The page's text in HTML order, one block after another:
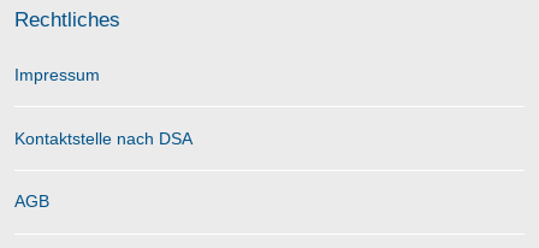
Rechtliches
Impressum
Kontaktstelle nach DSA
AGB